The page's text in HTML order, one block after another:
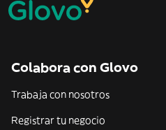
Colabora con Glovo
Trabaja con nosotros
Registrar tu negocio